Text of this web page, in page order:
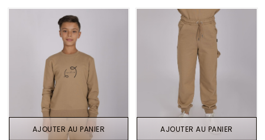
AJOUTER AU PANIER AJOUTER AU PANIER